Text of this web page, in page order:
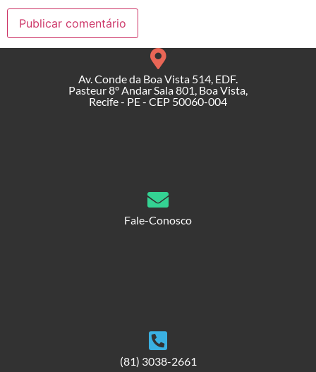
Av. Conde da Boa Vista 514, EDF.
Pasteur 8° Andar Sala 801, Boa Vista,
Recife - PE - CEP 50060-004
Fale-Conosco
(81) 3038-2661